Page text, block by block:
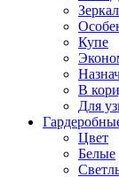
Купе
В
Для
Цвет
Белые